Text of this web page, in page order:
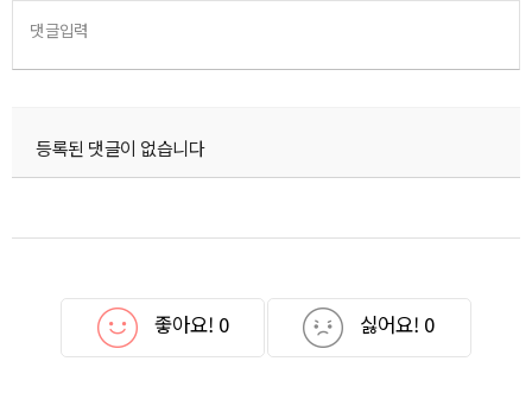
댓글입력
등록된 댓글이 없습니다
좋아요! 0 싫어요! 0